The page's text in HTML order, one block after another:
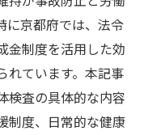
に京都府では、法令
金制度を活用した効
れています。本記事
検査の具体的な内容
制度、日常的な健康